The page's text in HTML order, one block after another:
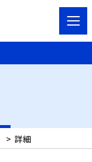
> 詳細